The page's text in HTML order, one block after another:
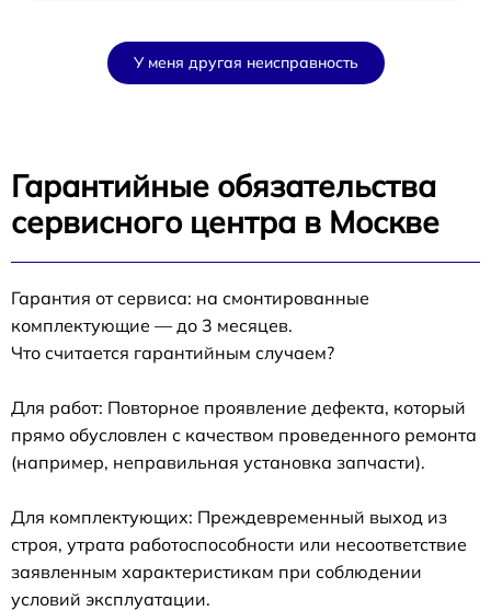
У меня другая неисправность
Гарантийные обязательства
сервисного центра в Москве
Гарантия от сервиса: на смонтированные
комплектующие — до 3 месяцев.
Что считается гарантийным случаем?
Для работ: Повторное проявление дефекта, который
прямо обусловлен с качеством проведенного ремонта
(например, неправильная установка запчасти).
Для комплектующих: Преждевременный выход из
строя, утрата работоспособности или несоответствие
заявленным характеристикам при соблюдении
условий эксплуатации.